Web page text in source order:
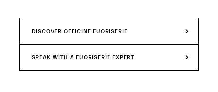
DISCOVER OFFICINE FUORISERIE
SPEAK WITH A FUORISERIE EXPERT